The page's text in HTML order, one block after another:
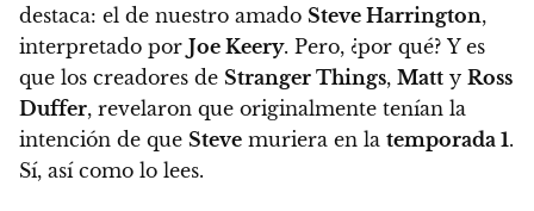
destaca: el de nuestro amado Steve Harrington,
interpretado por Joe Keery. Pero, ¿por qué? Y es
que los creadores de Stranger Things, Matt y Ross
Duffer, revelaron que originalmente tenían la
intención de que Steve muriera en la temporada 1.
Sí, así como lo lees.